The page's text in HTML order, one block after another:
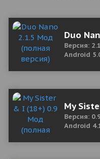
Duo
Версия:
Android
My
Версия:
Android